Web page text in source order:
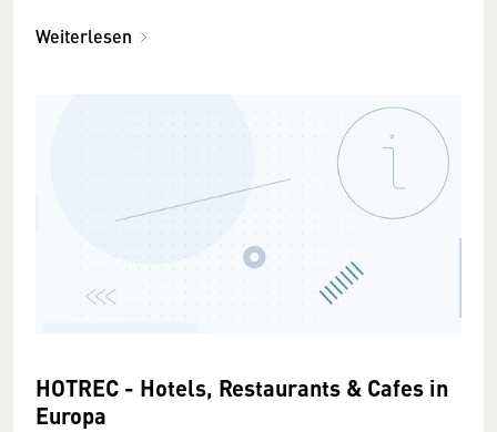
Weiterlesen
HOTREC - Hotels, Restaurants & Cafes in
Europa